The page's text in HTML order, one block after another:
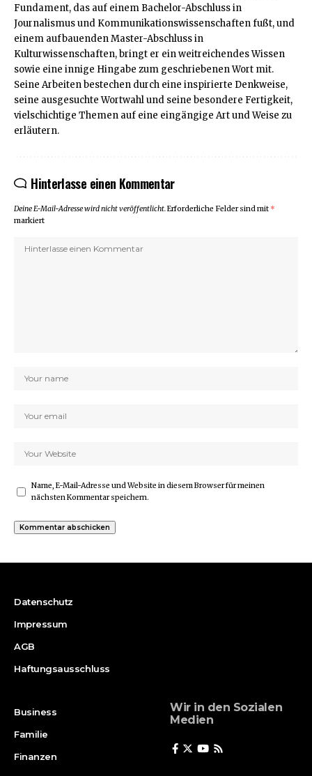
Fundament, das auf einem Bachelor-Abschluss in
Journalismus und Kommunikationswissenschaften fußt, und
einem aufbauenden Master-Abschluss in
Kulturwissenschaften, bringt er ein weitreichendes Wissen
sowie eine innige Hingabe zum geschriebenen Wort mit.
Seine Arbeiten bestechen durch eine inspirierte Denkweise,
seine ausgesuchte Wortwahl und seine besondere Fertigkeit,
vielschichtige Themen auf eine eingängige Art und Weise zu
erläutern.
Hinterlasse einen Kommentar
Deine E-Mail-Adresse wird nicht veröffentlicht.Erforderliche Felder sind mit *
markiert
Name, E-Mail-Adresse und Website in diesem Browser für meinen
nächsten Kommentar speichern.
Datenschutz
Impressum
AGB
Haftungsausschluss
Business
Familie
Finanzen
Wir in den Sozialen
Medien